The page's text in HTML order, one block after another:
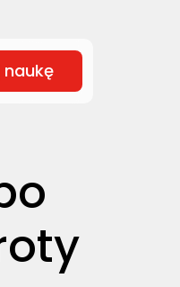
naukę